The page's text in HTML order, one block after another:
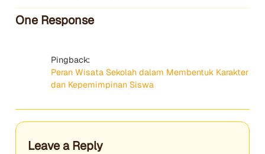
One Response
Pingback:
Peran Wisata Sekolah dalam Membentuk Karakter
dan Kepemimpinan Siswa
Leave a Reply